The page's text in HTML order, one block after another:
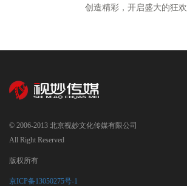
创造精彩，开启盛大的狂欢
© 2006-2013 北京视妙文化传媒有限公司
All Right Reserved
版权所有
京ICP备13050275号-1